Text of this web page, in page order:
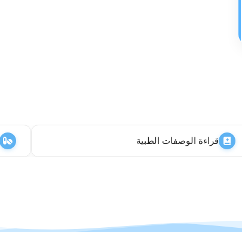
قراءة الوصفات الطبية